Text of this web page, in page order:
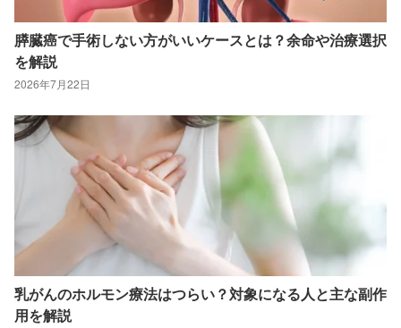
膵臓癌で手術しない方がいいケースとは？余命や治療選択
を解説
2026年7月22日
乳がんのホルモン療法はつらい？対象になる人と主な副作
用を解説